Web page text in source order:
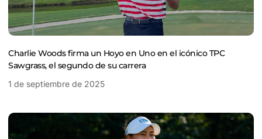
Charlie Woods firma un Hoyo en Uno en el icónico TPC
Sawgrass, el segundo de su carrera
1 de septiembre de 2025